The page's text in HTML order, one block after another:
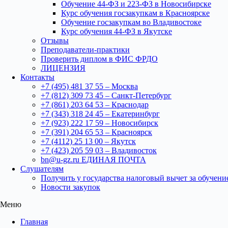
Обучение 44-ФЗ и 223-ФЗ в Новосибирске
Курс обучения госзакупкам в Красноярске
Обучение госзакупкам во Владивостоке
Курс обучения 44-ФЗ в Якутске
Отзывы
Преподаватели-практики
Проверить диплом в ФИС ФРДО
ЛИЦЕНЗИЯ
Контакты
+7 (495) 481 37 55 – Москва
+7 (812) 309 73 45 – Санкт-Петербург
+7 (861) 203 64 53 – Краснодар
+7 (343) 318 24 45 – Екатеринбург
+7 (923) 222 17 59 – Новосибирск
+7 (391) 204 65 53 – Красноярск
+7 (4112) 25 13 00 – Якутск
+7 (423) 205 59 03 – Владивосток
bn@u-gz.ru ЕДИНАЯ ПОЧТА
Слушателям
Получить у государства налоговый вычет за
Новости закупок
Меню
Главная